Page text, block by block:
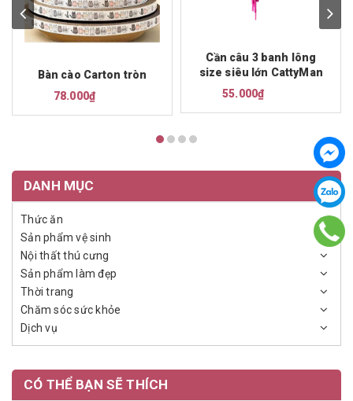
Bàn cào Carton tròn
78.000₫
Cần câu 3 banh lông
size siêu lớn CattyMan
55.000₫
DANH MỤC
Thức ăn
Sản phẩm vệ sinh
Nội thất thú cưng
Sản phẩm làm đẹp
Thời trang
Chăm sóc sức khỏe
Dịch vụ
CÓ THỂ BẠN SẼ THÍCH